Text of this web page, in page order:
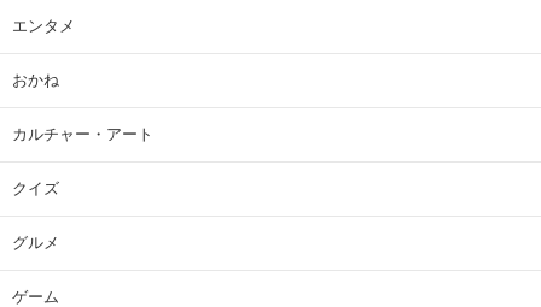
エンタメ
おかね
カルチャー・アート
クイズ
グルメ
ゲーム